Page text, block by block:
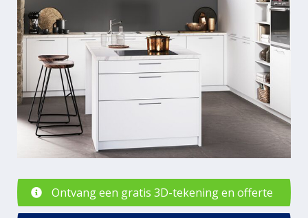
Ontvang een gratis 3D-tekening en offerte